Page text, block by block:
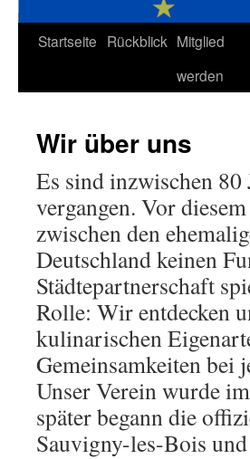
Startseite Rückblick Mitglied
werden
Wir über uns
Es sind inzwischen 80
vergangen. Vor
zwischen den
Deutschland keinen
Städtepartnerschaft
Rolle: Wir entdecken
kulinarischen
Gemeinsamkeiten bei
Unser Verein wurde
später begann die
Sauvigny-les-Bois